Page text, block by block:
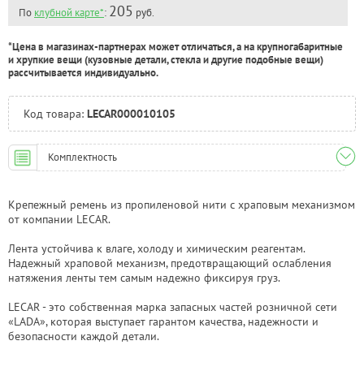
По клубной карте*: 205 руб.
*Цена в магазинах-партнерах может отличаться, а на крупногабаритные
и хрупкие вещи (кузовные детали, стекла и другие подобные вещи)
рассчитывается индивидуально.
Код товара: LECAR000010105
Комплектность
Крепежный ремень из пропиленовой нити с храповым механизмом
от компании LECAR.
Лента устойчива к влаге, холоду и химическим реагентам.
Надежный храповой механизм, предотвращающий ослабления
натяжения ленты тем самым надежно фиксируя груз.
LECAR - это собственная марка запасных частей розничной сети
«LADA», которая выступает гарантом качества, надежности и
безопасности каждой детали.